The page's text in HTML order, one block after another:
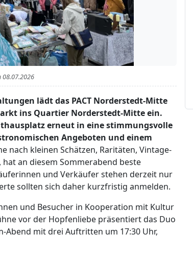
08.07.2026
lädt das PACT Norderstedt-Mitte
ins Quartier Norderstedt-Mitte ein.
erneut in eine stimmungsvolle
Angeboten und einem
nach kleinen Schätzen, Raritäten, Vintage-
an diesem Sommerabend beste
und Verkäufer stehen derzeit nur
sollten sich daher kurzfristig anmelden.
und Besucher in Kooperation mit Kultur
vor der Hopfenliebe präsentiert das Duo
Abend mit drei Auftritten um 17:30 Uhr,